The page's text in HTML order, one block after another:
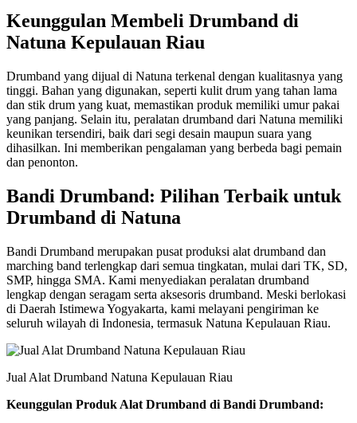
Keunggulan Membeli Drumband di
Natuna Kepulauan Riau
Drumband yang dijual di Natuna terkenal dengan kualitasnya yang
tinggi. Bahan yang digunakan, seperti kulit drum yang tahan lama
dan stik drum yang kuat, memastikan produk memiliki umur pakai
yang panjang. Selain itu, peralatan drumband dari Natuna memiliki
keunikan tersendiri, baik dari segi desain maupun suara yang
dihasilkan. Ini memberikan pengalaman yang berbeda bagi pemain
dan penonton.
Bandi Drumband: Pilihan Terbaik untuk
Drumband di Natuna
Bandi Drumband merupakan pusat produksi alat drumband dan
marching band terlengkap dari semua tingkatan, mulai dari TK, SD,
SMP, hingga SMA. Kami menyediakan peralatan drumband
lengkap dengan seragam serta aksesoris drumband. Meski berlokasi
di Daerah Istimewa Yogyakarta, kami melayani pengiriman ke
seluruh wilayah di Indonesia, termasuk Natuna Kepulauan Riau.
Jual Alat Drumband Natuna Kepulauan Riau
Keunggulan Produk Alat Drumband di Bandi Drumband: